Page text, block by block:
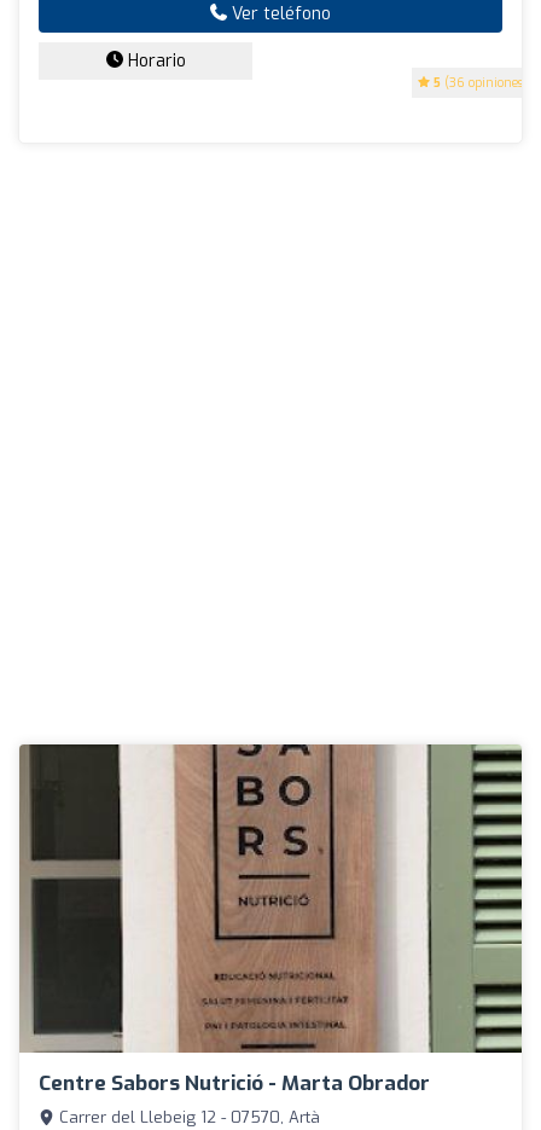
5 (36 opiniones)
Ver teléfono
Horario
Centre Sabors Nutrició - Marta Obrador
Carrer del Llebeig 12 - 07570, Artà